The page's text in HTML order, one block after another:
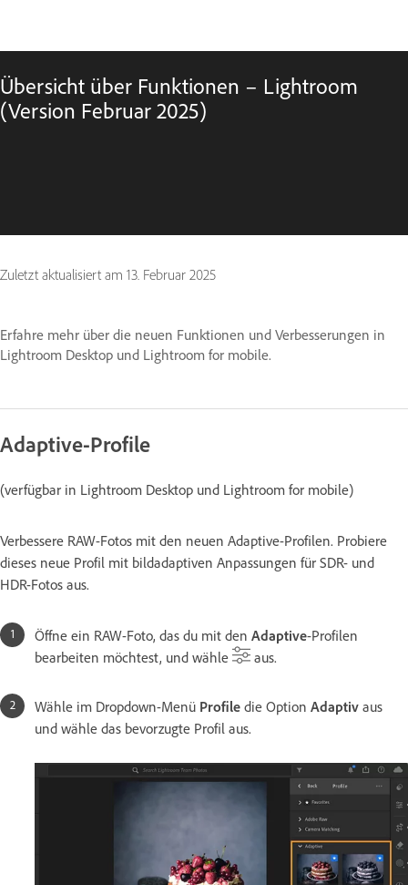
Übersicht über Funktionen – Lightroom
(Version Februar 2025)
Zuletzt aktualisiert am 13. Februar 2025
Erfahre mehr über die neuen Funktionen und Verbesserungen in
Lightroom Desktop und Lightroom for mobile.
Adaptive-Profile
(verfügbar in Lightroom Desktop und Lightroom for mobile)
Verbessere RAW-Fotos mit den neuen Adaptive-Profilen. Probiere
dieses neue Profil mit bildadaptiven Anpassungen für SDR- und
HDR-Fotos aus.
Öffne ein RAW-Foto, das du mit den Adaptive-Profilen
bearbeiten möchtest, und wähle
aus.
Wähle im Dropdown-Menü Profile die Option Adaptiv aus
und wähle das bevorzugte Profil aus.